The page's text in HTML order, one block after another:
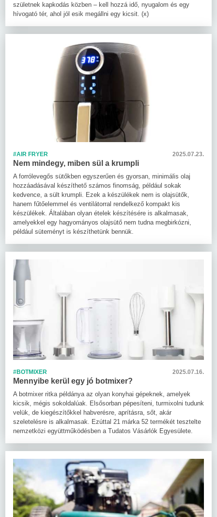
születnek kapkodás közben – kell hozzá idő, nyugalom és egy
hívogató tér, ahol jól esik megállni egy kicsit. (x)
#AIR FRYER 2025.07.23.
Nem mindegy, miben sül a krumpli
A forrólevegős sütőkben egyszerűen és gyorsan, minimális olaj
hozzáadásával készíthető számos finomság, például sokak
kedvence, a sült krumpli. Ezek a készülékek nem is olajsütők,
hanem fűtőelemmel és ventilátorral rendelkező kompakt kis
készülékek. Általában olyan ételek készítésére is alkalmasak,
amelyekkel egy hagyományos olajsütő nem tudna megbirkózni,
például süteményt is készíthetünk bennük.
#BOTMIXER 2025.07.16.
Mennyibe kerül egy jó botmixer?
A botmixer ritka példánya az olyan konyhai gépeknek, amelyek
kicsik, mégis sokoldalúak. Elsősorban pépesíteni, turmixolni tudunk
velük, de kiegészítőkkel habverésre, aprításra, sőt, akár
szeletelésre is alkalmasak. Ezúttal 21 márka 52 termékét tesztelte
nemzetközi együttműködésben a Tudatos Vásárlók Egyesülete.